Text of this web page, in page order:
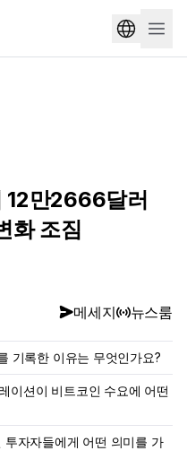
12만2666달러
화 조짐
메세지 뉴스룸
기록한 이유는 무엇인가요?
이션이 비트코인 수요에 어떤
자자들에게 어떤 의미를 가